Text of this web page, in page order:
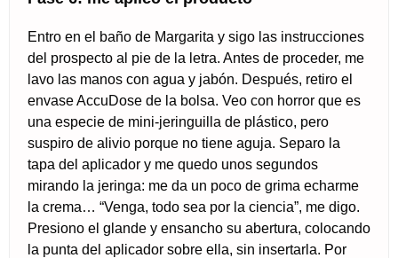
Entro en el baño de Margarita y sigo las instrucciones
del prospecto al pie de la letra. Antes de proceder, me
lavo las manos con agua y jabón. Después, retiro el
envase AccuDose de la bolsa. Veo con horror que es
una especie de mini-jeringuilla de plástico, pero
suspiro de alivio porque no tiene aguja. Separo la
tapa del aplicador y me quedo unos segundos
mirando la jeringa: me da un poco de grima echarme
la crema… “Venga, todo sea por la ciencia”, me digo.
Presiono el glande y ensancho su abertura, colocando
la punta del aplicador sobre ella, sin insertarla. Por